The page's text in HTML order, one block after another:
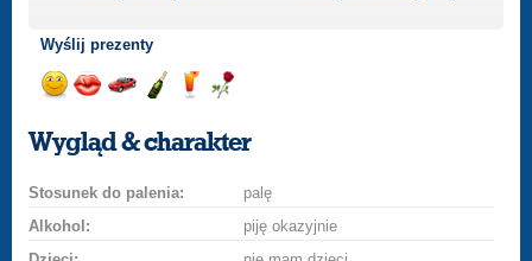
Wyślij prezenty
uśmiech
buziakasamochodem
szampana
drinka
różę
Wygląd & charakter
Stosunek do palenia:
palę
Alkohol:
piję okazyjnie